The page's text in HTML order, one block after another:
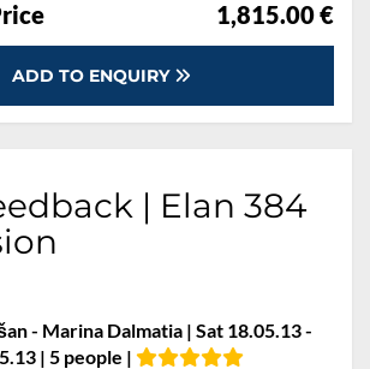
1,815.00 €
ADD TO ENQUIRY
| Elan 384
- Marina Dalmatia | Sat 18.05.13 -
| 5 people |